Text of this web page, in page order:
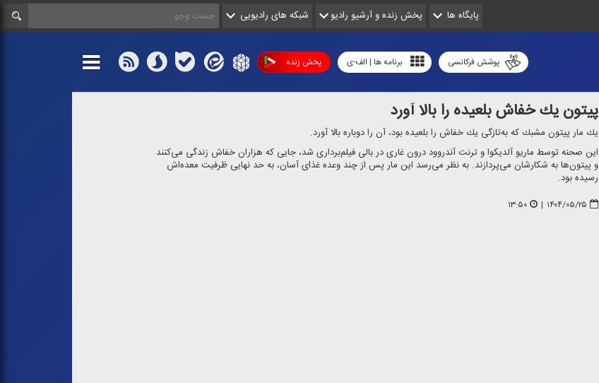
پایگاه ها پخش زنده و آرشیو رادیو شبکه های رادیویی
پخش زنده برنامه ها | الف-ی پوشش فرکانسی
پیتون یك خفاش بلعیده را بالا آورد
یك مار پیتون مشبك كه به‌تازگی یك خفاش را بلعیده بود، آن را دوباره بالا آورد.
این صحنه توسط ماریو آلدیكوا و ترنت آندروود‌ درون غاری در بالی فیلم‌برداری شد، جایی كه هزاران خفاش زندگی می‌كنند
و پیتون‌ها به شكارشان می‌پردازند. به نظر می‌رسد این مار پس از چند وعده غذای آسان، به حد نهایی ظرفیت معده‌اش
رسیده بود.
۱۴۰۴/۰۵/۲۵ | ۱۳:۵۰